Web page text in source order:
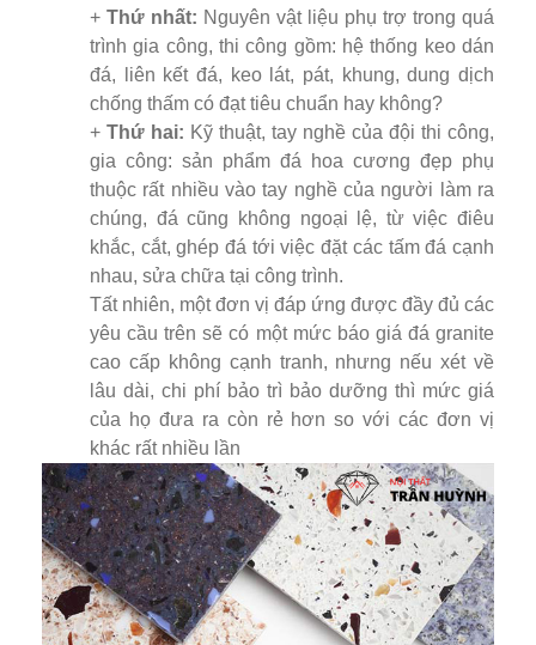
+ Thứ nhất: Nguyên vật liệu phụ trợ trong quá
trình gia công, thi công gồm: hệ thống keo dán
đá, liên kết đá, keo lát, pát, khung, dung dịch
chống thấm có đạt tiêu chuẩn hay không?
+ Thứ hai: Kỹ thuật, tay nghề của đội thi công,
gia công: sản phẩm đá hoa cương đẹp phụ
thuộc rất nhiều vào tay nghề của người làm ra
chúng, đá cũng không ngoại lệ, từ việc điêu
khắc, cắt, ghép đá tới việc đặt các tấm đá cạnh
nhau, sửa chữa tại công trình.
Tất nhiên, một đơn vị đáp ứng được đầy đủ các
yêu cầu trên sẽ có một mức báo giá đá granite
cao cấp không cạnh tranh, nhưng nếu xét về
lâu dài, chi phí bảo trì bảo dưỡng thì mức giá
của họ đưa ra còn rẻ hơn so với các đơn vị
khác rất nhiều lần​